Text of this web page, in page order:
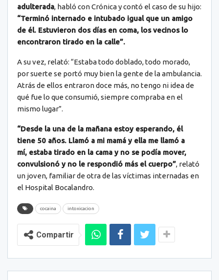
adulterada, habló con Crónica y contó el caso de su hijo:
“Terminó internado e intubado igual que un amigo
de él. Estuvieron dos días en coma, los vecinos lo
encontraron tirado en la calle”.
A su vez, relató: “Estaba todo doblado, todo morado,
por suerte se portó muy bien la gente de la ambulancia.
Atrás de ellos entraron doce más, no tengo ni idea de
qué fue lo que consumió, siempre compraba en el
mismo lugar”.
“Desde la una de la mañana estoy esperando, él
tiene 50 años. Llamó a mi mamá y ella me llamó a
mí, estaba tirado en la cama y no se podía mover,
convulsionó y no le respondió más el cuerpo”, relató
un joven, familiar de otra de las víctimas internadas en
el Hospital Bocalandro.
cocaina intoxicacion
Compartir